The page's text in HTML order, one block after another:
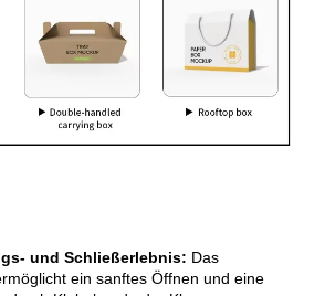
und Schließerlebnis: Das
ein sanftes Öffnen und eine